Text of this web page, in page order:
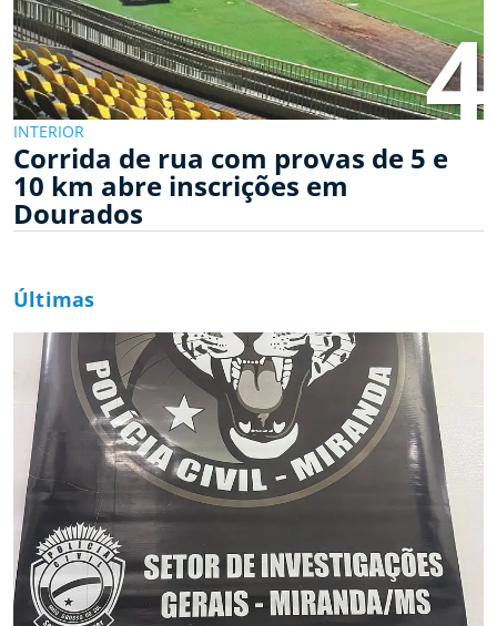
4
INTERIOR
Corrida de rua com provas de 5 e
10 km abre inscrições em
Dourados
Últimas